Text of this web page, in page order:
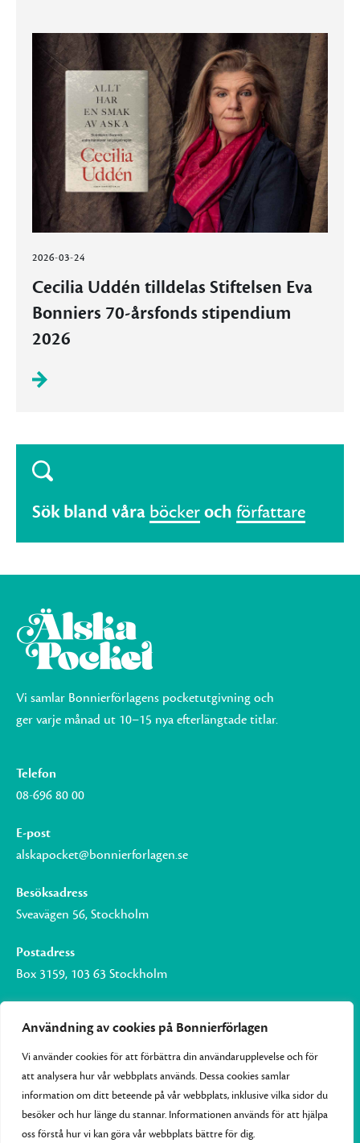
Användning av cookies på Bonnierförlagen
Vi använder cookies för att förbättra din användarupplevelse och för
att analysera hur vår webbplats används. Dessa cookies samlar
information om ditt beteende på vår webbplats, inklusive vilka sidor du
besöker och hur länge du stannar. Informationen används för att hjälpa
oss förstå hur vi kan göra vår webbplats bättre för dig.
2026-03-24
Cecilia Uddén tilldelas Stiftelsen Eva
Bonniers 70-årsfonds stipendium
2026
Sök bland våra böckeroch författare
Vi samlar Bonnierförlagens pocketutgivning och
ger varje månad ut 10–15 nya efterlängtade titlar.
Telefon
08-696 80 00
E-post
alskapocket@bonnierforlagen.se
Besöksadress
Sveavägen 56, Stockholm
Postadress
Box 3159, 103 63 Stockholm
Om Bonnierförlagen
Cookies
Integritetspolicy